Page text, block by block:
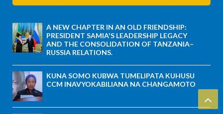
A NEW CHAPTER IN AN OLD FRIENDSHIP:
PRESIDENT SAMIA'S LEADERSHIP LEGACY
AND THE CONSOLIDATION OF TANZANIA–
RUSSIA RELATIONS.
KUNA SOMO KUBWA TUMELIPATA KUHUSU
CCM INAVYOKABILIANA NA CHANGAMOTO